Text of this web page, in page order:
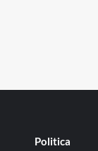
Politica